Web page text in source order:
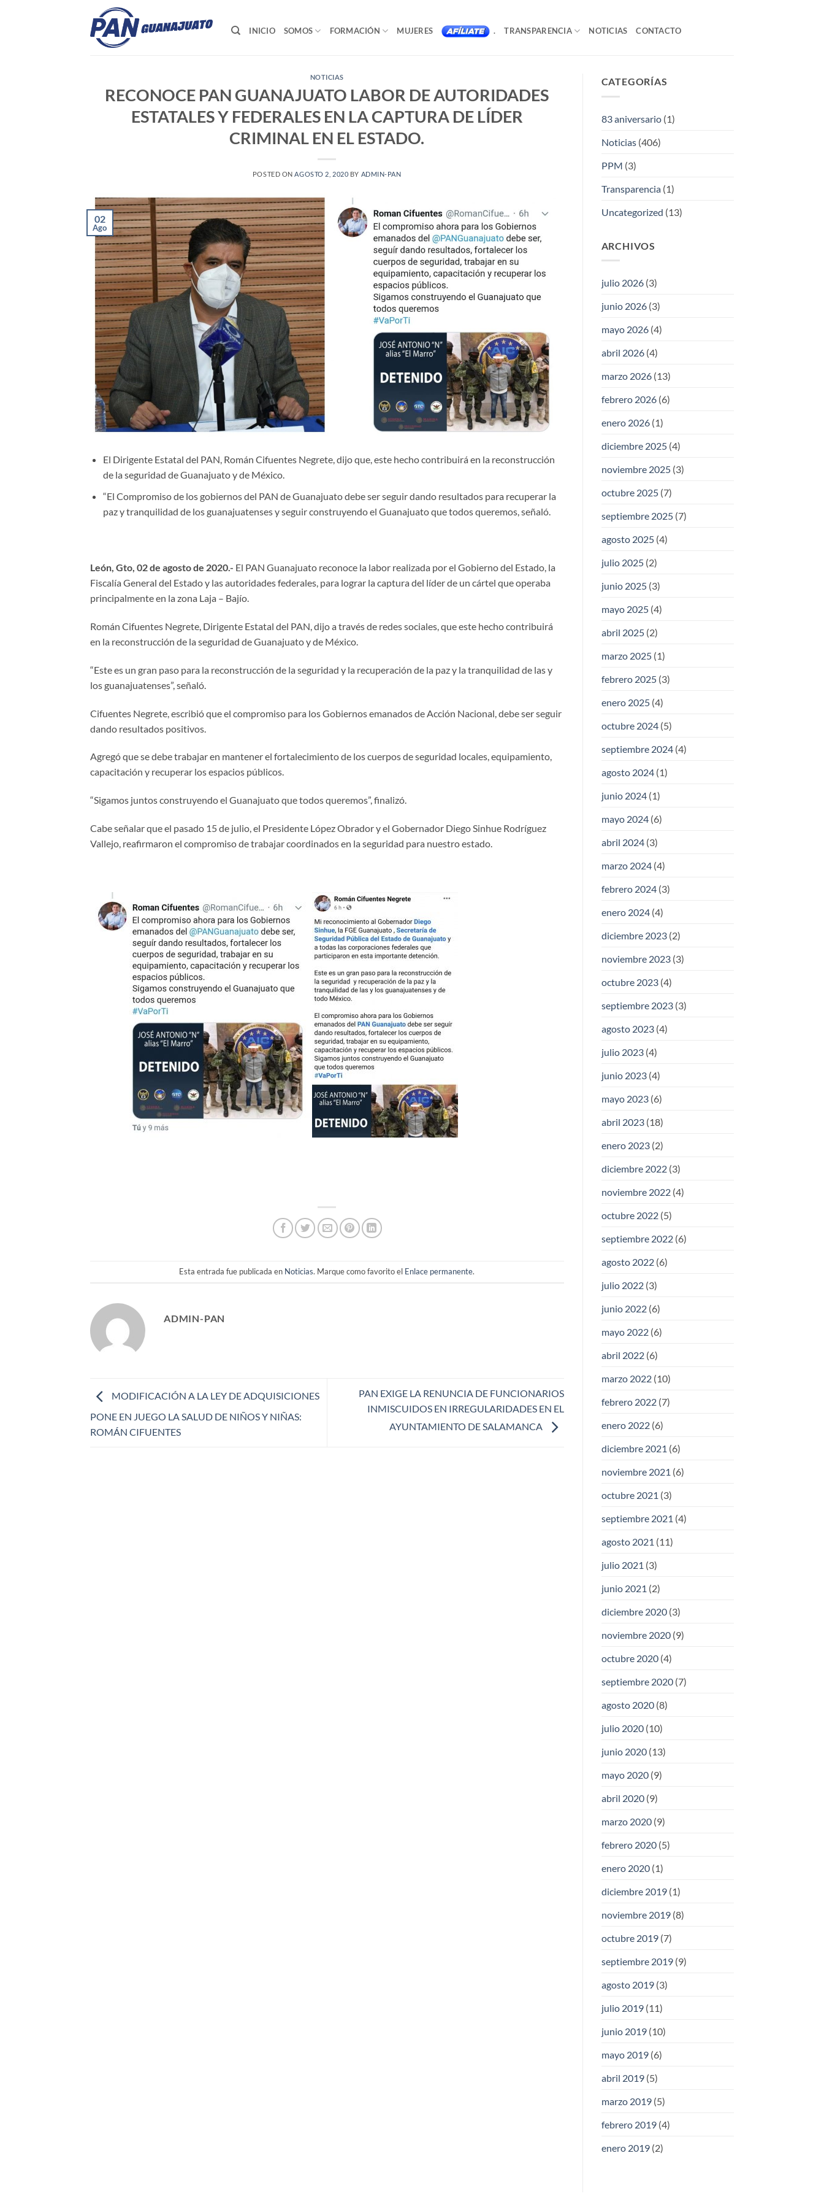
INICIO SOMOS FORMACIÓN MUJERES . TRANSPARENCIA NOTICIAS CONTACTO
NOTICIAS
RECONOCE PAN GUANAJUATO LABOR DE AUTORIDADES
ESTATALES Y FEDERALES EN LA CAPTURA DE LÍDER
CRIMINAL EN EL ESTADO.
POSTED ON AGOSTO 2, 2020 BY ADMIN-PAN
02
Ago
El Dirigente Estatal del PAN, Román Cifuentes Negrete, dijo que, este hecho contribuirá en la reconstrucción
de la seguridad de Guanajuato y de México.
“El Compromiso de los gobiernos del PAN de Guanajuato debe ser seguir dando resultados para recuperar la
paz y tranquilidad de los guanajuatenses y seguir construyendo el Guanajuato que todos queremos, señaló.
León, Gto, 02 de agosto de 2020.- El PAN Guanajuato reconoce la labor realizada por el Gobierno del Estado, la
Fiscalía General del Estado y las autoridades federales, para lograr la captura del líder de un cártel que operaba
principalmente en la zona Laja – Bajío.
Román Cifuentes Negrete, Dirigente Estatal del PAN, dijo a través de redes sociales, que este hecho contribuirá
en la reconstrucción de la seguridad de Guanajuato y de México.
“Este es un gran paso para la reconstrucción de la seguridad y la recuperación de la paz y la tranquilidad de las y
los guanajuatenses”, señaló.
Cifuentes Negrete, escribió que el compromiso para los Gobiernos emanados de Acción Nacional, debe ser seguir
dando resultados positivos.
Agregó que se debe trabajar en mantener el fortalecimiento de los cuerpos de seguridad locales, equipamiento,
capacitación y recuperar los espacios públicos.
“Sigamos juntos construyendo el Guanajuato que todos queremos”, finalizó.
Cabe señalar que el pasado 15 de julio, el Presidente López Obrador y el Gobernador Diego Sinhue Rodríguez
Vallejo, reafirmaron el compromiso de trabajar coordinados en la seguridad para nuestro estado.
Esta entrada fue publicada en Noticias. Marque como favorito el Enlace permanente.
ADMIN-PAN
MODIFICACIÓN A LA LEY DE ADQUISICIONES
PONE EN JUEGO LA SALUD DE NIÑOS Y NIÑAS:
ROMÁN CIFUENTES
PAN EXIGE LA RENUNCIA DE FUNCIONARIOS
INMISCUIDOS EN IRREGULARIDADES EN EL
AYUNTAMIENTO DE SALAMANCA
CATEGORÍAS
83 aniversario(1)
Noticias(406)
PPM (3)
Transparencia(1)
Uncategorized (13)
ARCHIVOS
julio 2026(3)
junio 2026(3)
mayo 2026(4)
abril 2026(4)
marzo 2026(13)
febrero 2026(6)
enero 2026(1)
diciembre 2025(4)
noviembre 2025(3)
octubre 2025(7)
septiembre 2025(7)
agosto 2025(4)
julio 2025(2)
junio 2025(3)
mayo 2025(4)
abril 2025(2)
marzo 2025(1)
febrero 2025(3)
enero 2025(4)
octubre 2024(5)
septiembre 2024(4)
agosto 2024(1)
junio 2024(1)
mayo 2024(6)
abril 2024(3)
marzo 2024(4)
febrero 2024(3)
enero 2024(4)
diciembre 2023(2)
noviembre 2023(3)
octubre 2023(4)
septiembre 2023(3)
agosto 2023(4)
julio 2023(4)
junio 2023(4)
mayo 2023(6)
abril 2023(18)
enero 2023(2)
diciembre 2022(3)
noviembre 2022(4)
octubre 2022(5)
septiembre 2022(6)
agosto 2022(6)
julio 2022(3)
junio 2022(6)
mayo 2022(6)
abril 2022(6)
marzo 2022(10)
febrero 2022(7)
enero 2022(6)
diciembre 2021 (6)
noviembre 2021 (6)
octubre 2021 (3)
septiembre 2021 (4)
agosto 2021 (11)
julio 2021 (3)
junio 2021 (2)
diciembre 2020(3)
noviembre 2020(9)
octubre 2020(4)
septiembre 2020(7)
agosto 2020(8)
julio 2020(10)
junio 2020(13)
mayo 2020(9)
abril 2020(9)
marzo 2020(9)
febrero 2020(5)
enero 2020(1)
diciembre 2019(1)
noviembre 2019(8)
octubre 2019(7)
septiembre 2019(9)
agosto 2019(3)
julio 2019(11)
junio 2019(10)
mayo 2019(6)
abril 2019(5)
marzo 2019(5)
febrero 2019(4)
enero 2019(2)